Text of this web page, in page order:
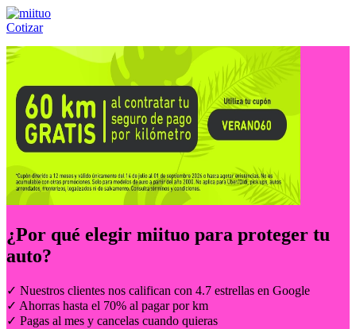
Cotizar
Llámanos al:(55) 84-21-05-00 ó
¿Por qué elegir miituo para proteger tu
auto?
✓ Nuestros clientes nos califican con 4.7 estrellas en Google
✓ Ahorras hasta el 70% al pagar por km
✓ Pagas al mes y cancelas cuando quieras